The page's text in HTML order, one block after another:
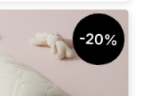
tela tokom
važnosti za
rizika od
ili loše držanje
materijali
znači da su
-20%